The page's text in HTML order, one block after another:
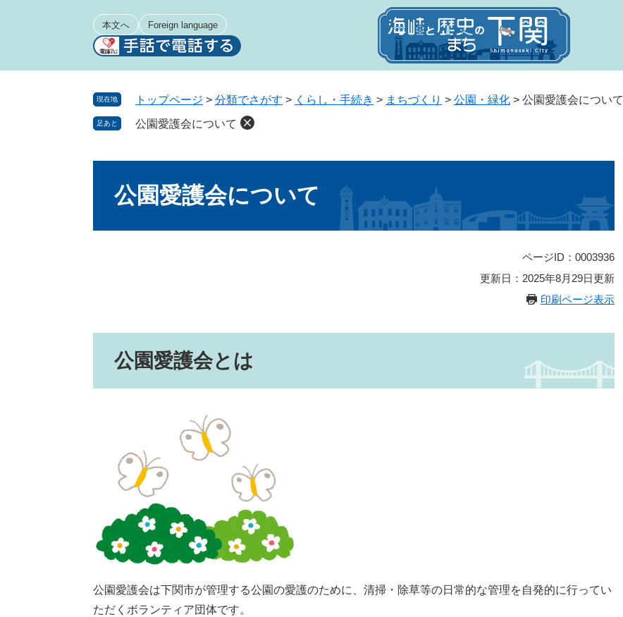
本文へ Foreign language
現在地 トップページ > 分類でさがす > くらし・手続き > まちづくり > 公園・緑化 > 公園愛護会について
足あと 公園愛護会について
公園愛護会について
ページID：0003936
更新日：2025年8月29日更新
印刷ページ表示
公園愛護会とは
公園愛護会は下関市が管理する公園の愛護のために、清掃・除草等の日常的な管理を自発的に行ってい
ただくボランティア団体です。